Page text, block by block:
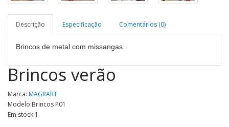
Descrição Especificação Comentários (0)
Brincos de metal com missangas.
Brincos verão
Marca: MAGRART
Modelo:Brincos P01
Em stock:1